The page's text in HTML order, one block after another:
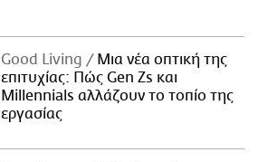
Good Living
Μια νέα οπτική της
επιτυχίας: Πώς Gen Zs και
Millennials αλλάζουν το τοπίο της
εργασίας